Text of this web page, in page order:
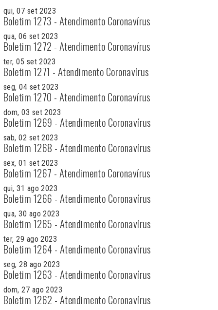
qui, 07 set 2023
Boletim 1273 - Atendimento Coronavírus
qua, 06 set 2023
Boletim 1272 - Atendimento Coronavírus
ter, 05 set 2023
Boletim 1271 - Atendimento Coronavírus
seg, 04 set 2023
Boletim 1270 - Atendimento Coronavírus
dom, 03 set 2023
Boletim 1269 - Atendimento Coronavírus
sab, 02 set 2023
Boletim 1268 - Atendimento Coronavírus
sex, 01 set 2023
Boletim 1267 - Atendimento Coronavírus
qui, 31 ago 2023
Boletim 1266 - Atendimento Coronavírus
qua, 30 ago 2023
Boletim 1265 - Atendimento Coronavírus
ter, 29 ago 2023
Boletim 1264 - Atendimento Coronavírus
seg, 28 ago 2023
Boletim 1263 - Atendimento Coronavírus
dom, 27 ago 2023
Boletim 1262 - Atendimento Coronavírus